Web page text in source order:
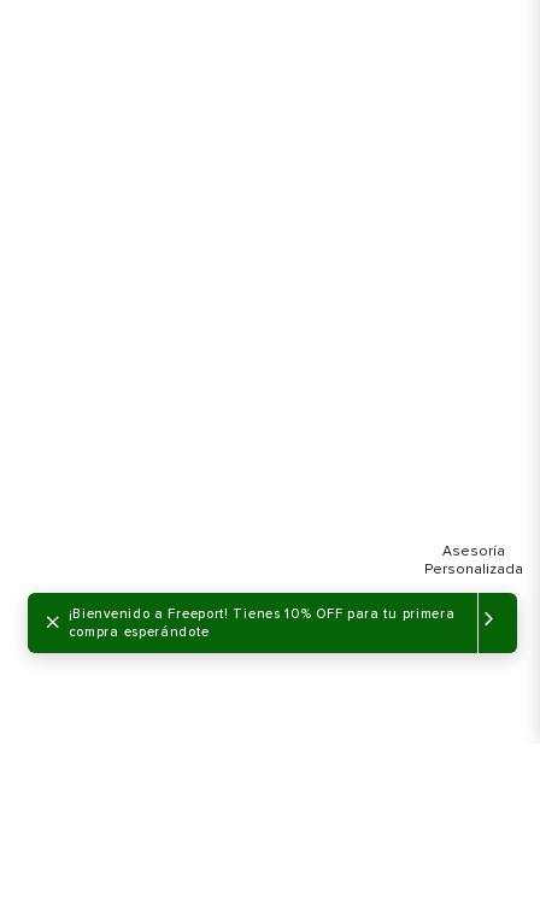
×
¡Bienvenido a Freeport! Tienes 10% OFF para tu primera
compra esperándote